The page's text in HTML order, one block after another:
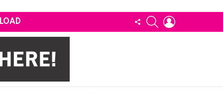
FOLLOWSEARCH